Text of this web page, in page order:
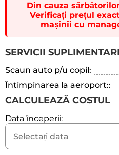
Din cauza
Verificați prețul
mașinii cu
SERVICII
Scaun auto p/u copil:
Întimpinarea la aeroport::
CALCULEAZĂ COSTUL
Data începerii: